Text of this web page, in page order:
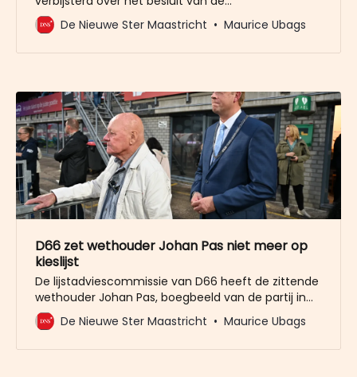
lijstadviescommissie om zitten wethouder Johan
Pas niet meer op de kieslijst te zetten. “Dit is een
De Nieuwe Ster Maastricht Maurice Ubags
D66 zet wethouder Johan Pas niet meer op
kieslijst
De lijstadviescommissie van D66 heeft de zittende
wethouder Johan Pas, boegbeeld van de partij in
de stad, geen plek op de kieslijst gegeven. De partij
heeft na lijsttrekker Marlou Jenneskens die al
De Nieuwe Ster Maastricht Maurice Ubags